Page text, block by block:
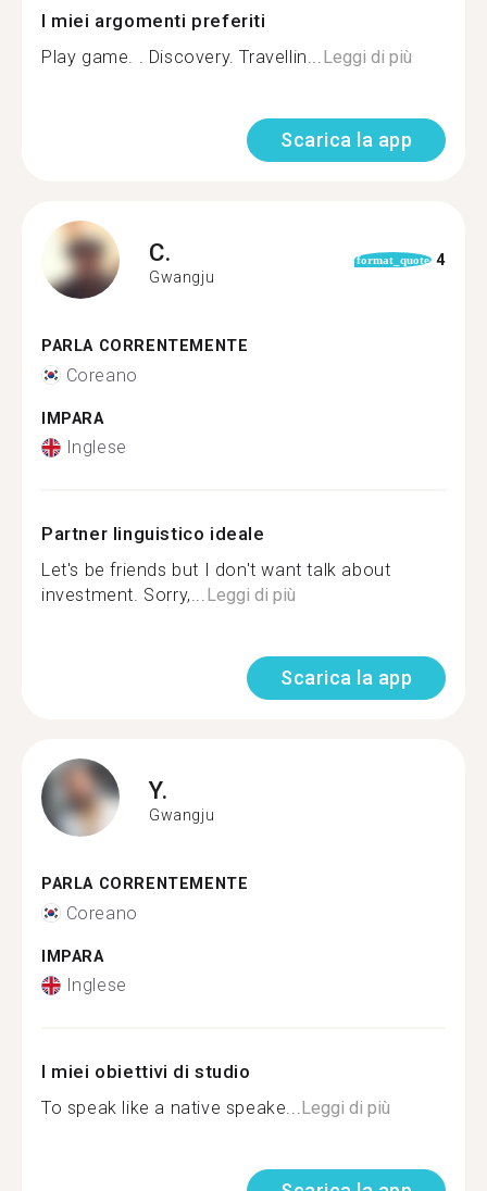
I miei argomenti preferiti
Play game. . Discovery. Travellin...Leggi di più
Scarica la app
C.
Gwangju
format_quote 4
PARLA CORRENTEMENTE
Coreano
IMPARA
Inglese
Partner linguistico ideale
Let's be friends but I don't want talk about
investment. Sorry,...Leggi di più
Scarica la app
Y.
Gwangju
PARLA CORRENTEMENTE
Coreano
IMPARA
Inglese
I miei obiettivi di studio
To speak like a native speake...Leggi di più